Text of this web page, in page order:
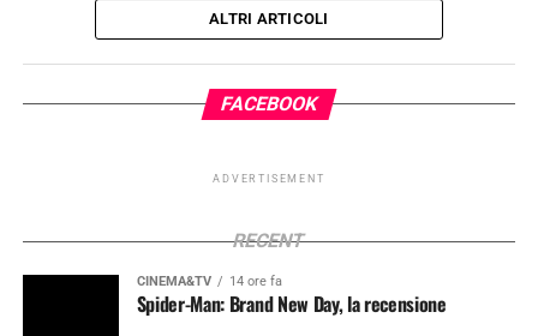
ALTRI ARTICOLI
FACEBOOK
ADVERTISEMENT
RECENT
CINEMA&TV 14 ore fa
Spider-Man: Brand New Day, la recensione